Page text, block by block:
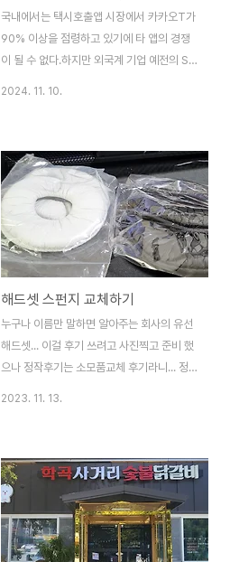
이 묻었을때 청소도 용의합니다. 다향한 모양
과 색상이 존재하기에 본인에게 어울리는 제
품을 선택하시면 ..
국내에서는 택시호출앱 시장에서 카카오T가
90% 이상을 점령하고 있기에 타 앱의 경쟁
이 될 수 없다.하지만 외국계 기업 예전의 SK
드를 찍어서 UBER택시를 이용시 3회의 기
본료 공짜 쿠폰이 제공되기에 한번 사용해 보
는것도 좋을것 같습니다.많이 이용해 주세
요. 2024-11-09
2024. 11. 10.
해드셋 스펀지 교체하기
누구나 이름만 말하면 알아주는 회사의 유선
해드셋... 이걸 후기 쓰려고 사진찍고 준비 했
으나 정작후기는 소모품교체 후기라니... 정
는 사정없이 벗겨버리고 짝퉁 스펀지로 샥...
교체도 쉽다. 내구성이 이게 더 좋은것 같다.
원래 흰색이나 지루해서 검정으로 바꿔보니
오... 이것도 좋은데? 2023-10-31
2023. 11. 13.